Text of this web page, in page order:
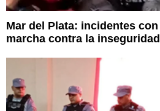
Mar del Plata: incidentes
marcha contra la inseguridad